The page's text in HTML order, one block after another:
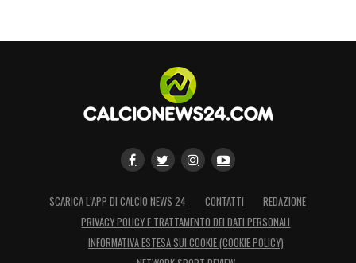
SCARICA L’APP DI CALCIO NEWS 24 CONTATTI
REDAZIONE
PRIVACY POLICY E TRATTAMENTO DEI DATI PERSONALI
INFORMATIVA ESTESA SUI COOKIE (COOKIE POLICY)